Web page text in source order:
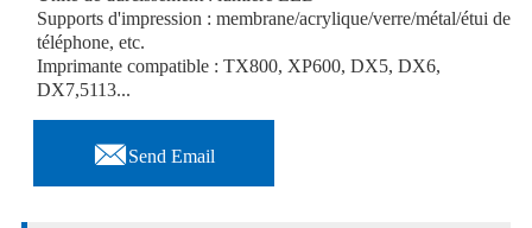
Supports d'impression : membrane/acrylique/verre/métal/étui de
téléphone, etc.
Imprimante compatible : TX800, XP600, DX5, DX6,
DX7,5113...
Send Email